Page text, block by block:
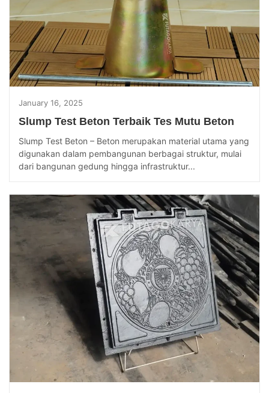
January 16, 2025
Slump Test Beton Terbaik Tes Mutu Beton
Slump Test Beton – Beton merupakan material utama yang
digunakan dalam pembangunan berbagai struktur, mulai
dari bangunan gedung hingga infrastruktur...